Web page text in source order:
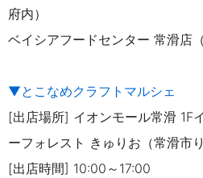
府内）
ベイシアフードセンター 常滑店
▼とこなめクラフトマルシェ
[出店場所] イオンモール常滑 1F
ーフォレスト きゅりお（常滑市
[出店時間] 10:00～17:00